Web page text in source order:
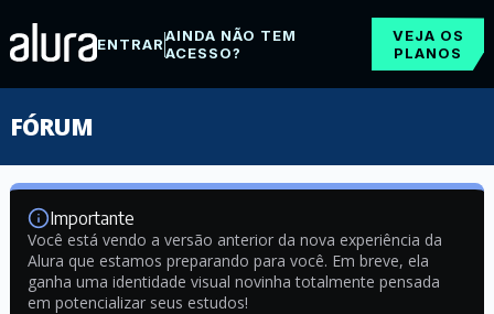
ENTRARAINDA NÃO TEM
ACESSO?
VEJA OS
PLANOS
FÓRUM
Importante
Você está vendo a versão anterior da nova experiência da
Alura que estamos preparando para você. Em breve, ela
ganha uma identidade visual novinha totalmente pensada
em potencializar seus estudos!